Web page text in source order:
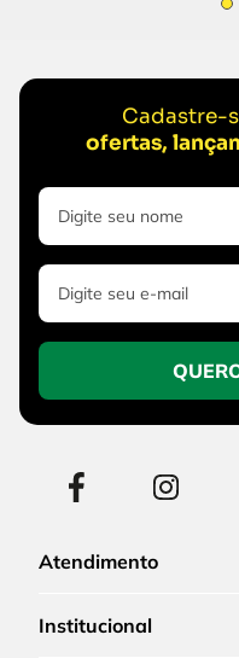
Cadastre-
ofertas,
Atendimento
Institucional